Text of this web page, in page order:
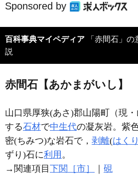
Sponsored by
百科事典マイペディア
説
赤間石【あかまがいし】
山口県厚狭(あさ)郡山陽町（現
する石材で中生代の凝灰岩。紫
密(ちみつ)な岩石で， 剥離(はくり
ずり)石に利用 。
→関連項目 下関［市］ 硯